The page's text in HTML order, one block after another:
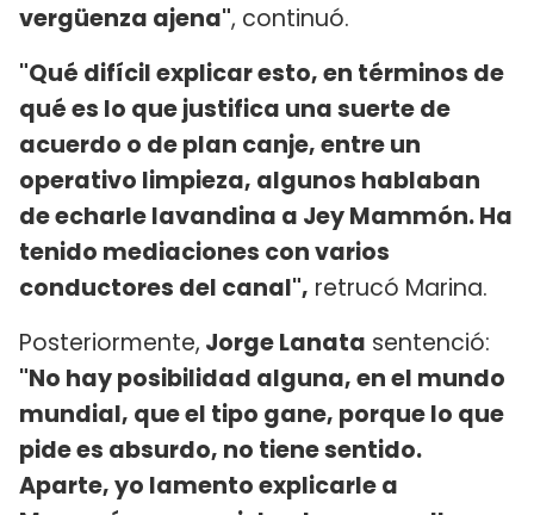
vergüenza ajena", continuó.
"Qué difícil explicar esto, en términos de
qué es lo que justifica una suerte de
acuerdo o de plan canje, entre un
operativo limpieza, algunos hablaban
de echarle lavandina a Jey Mammón. Ha
tenido mediaciones con varios
conductores del canal", retrucó Marina.
Posteriormente, Jorge Lanata sentenció:
"No hay posibilidad alguna, en el mundo
mundial, que el tipo gane, porque lo que
pide es absurdo, no tiene sentido.
Aparte, yo lamento explicarle a